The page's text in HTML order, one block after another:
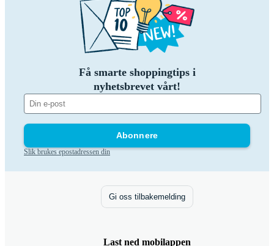
Få smarte shoppingtips i
nyhetsbrevet vårt!
Abonnere
Slik brukes epostadressen din
Gi oss tilbakemelding
Last ned mobilappen